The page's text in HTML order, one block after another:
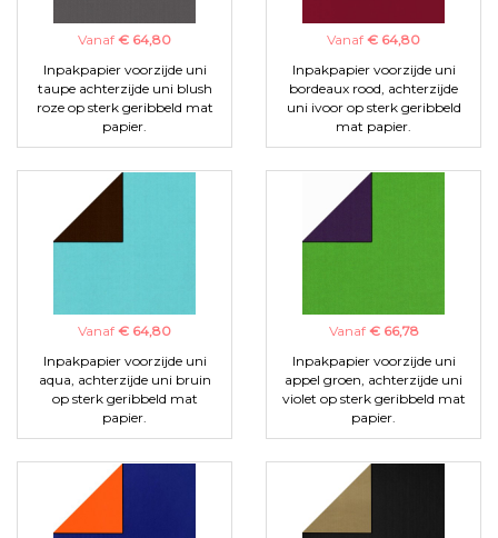
Vanaf € 64,80
Inpakpapier voorzijde uni
taupe achterzijde uni blush
roze op sterk geribbeld mat
papier.
Vanaf € 64,80
Inpakpapier voorzijde uni
bordeaux rood, achterzijde
uni ivoor op sterk geribbeld
mat papier.
Vanaf € 64,80
Inpakpapier voorzijde uni
aqua, achterzijde uni bruin
op sterk geribbeld mat
papier.
Vanaf € 66,78
Inpakpapier voorzijde uni
appel groen, achterzijde uni
violet op sterk geribbeld mat
papier.